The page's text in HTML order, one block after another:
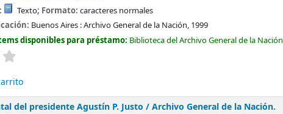
Texto; Formato: caracteres normales
Buenos Aires :Archivo General de la Nación, 1999
disponibles para préstamo: Biblioteca del Archivo General de la Nación
del presidente Agustín P. Justo /Archivo General de la Nación.